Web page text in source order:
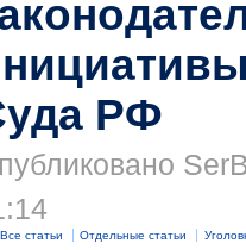
РФ
Все статьи Отдельные статьи